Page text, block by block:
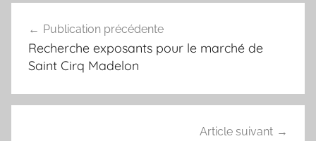
de
l’article
Publication précédente
Recherche exposants pour le marché de
Saint Cirq Madelon
Article suivant